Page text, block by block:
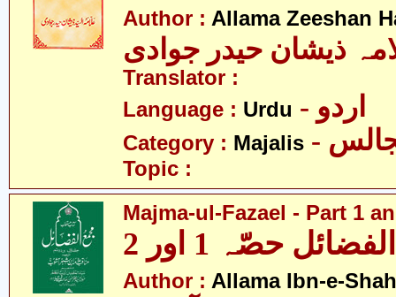
Author : Allama Zeeshan
ذیشان حیدر جوادی
Translator :
Language : Urdu - اردو
Category : Majalis
Topic :
Majma-ul-Fazael - Part 1
حصّہ 1 اور 2
Author : Allama Ibn-e-